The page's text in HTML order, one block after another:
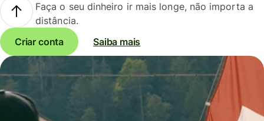
Faça o seu dinheiro ir mais longe, não importa a
distância.
Criar conta
Saiba mais